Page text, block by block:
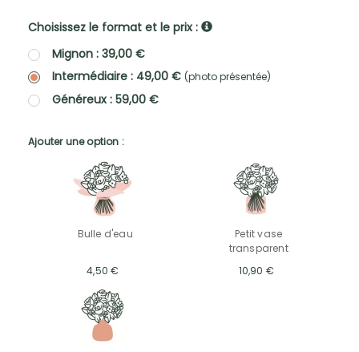
Choisissez le format et le prix :
Mignon : 39,00 €
Intermédiaire : 49,00 € (photo présentée)
Généreux : 59,00 €
Ajouter une option :
Bulle d'eau
4,50 €
Petit vase
transparent
10,90 €